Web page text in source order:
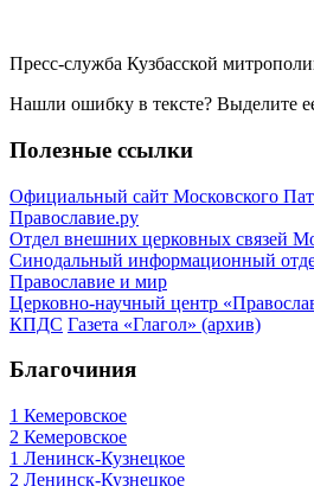
Пресс-служба Кузбасской
Нашли ошибку в тексте? Выделите
Полезные ссылки
Официальный сайт Московского
Православие.ру
Отдел внешних церковных связей
Синодальный информационный
Православие и мир
Церковно-научный центр
КПДС Газета «Глагол» (архив)
Благочиния
1 Кемеровское
2 Кемеровское
1 Ленинск-Кузнецкое
2 Ленинск-Кузнецкое